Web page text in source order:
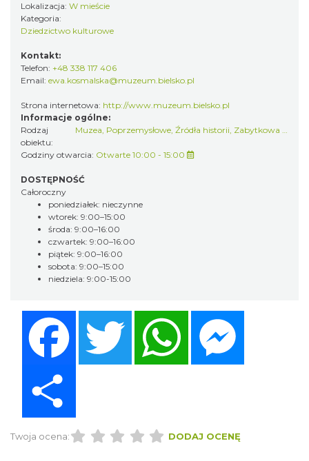
Lokalizacja: W mieście
Kategoria:
Dziedzictwo kulturowe
Kontakt:
Telefon: +48 338 117 406
Email: ewa.kosmalska@muzeum.bielsko.pl
Strona internetowa: http://www.muzeum.bielsko.pl
Informacje ogólne:
Rodzaj
obiektu:
Muzea, Poprzemysłowe,Źródła historii, Zabytkowa zabudowa
Godziny otwarcia: Otwarte 10:00 - 15:00
DOSTĘPNOŚĆ
Całoroczny
poniedziałek: nieczynne
wtorek: 9:00–15:00
środa: 9:00–16:00
czwartek: 9:00–16:00
piątek: 9:00–16:00
sobota: 9:00–15:00
niedziela: 9:00-15:00
Twitter WhatsApp
Twoja ocena: DODAJ OCENĘ